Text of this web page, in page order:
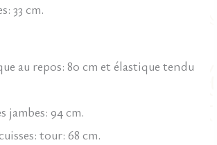
33 cm.
au repos: 80 cm et élastique tendu
jambes: 94 cm.
tour: 68 cm.